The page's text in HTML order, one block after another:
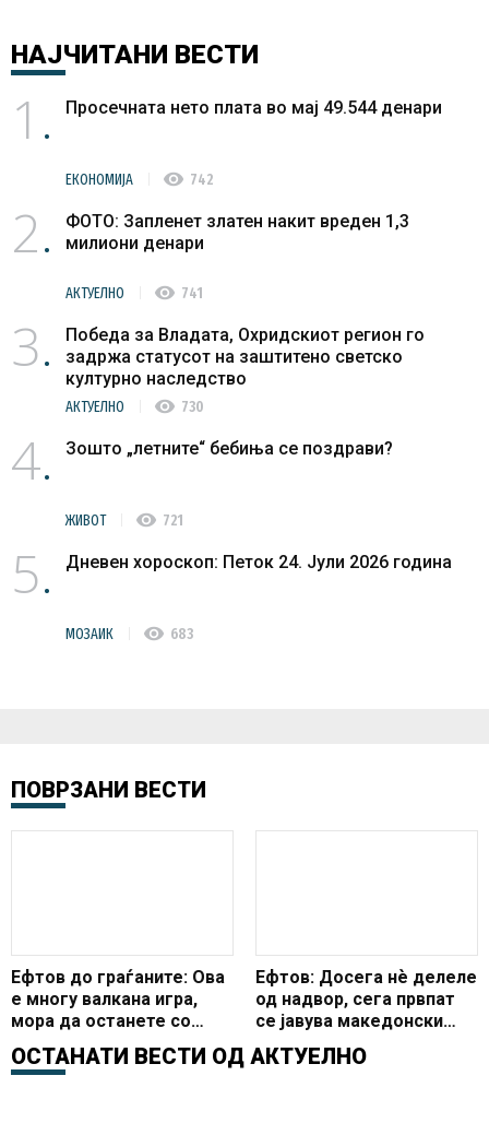
НАЈЧИТАНИ ВЕСТИ
1 Просечната нето плата во мај 49.544 денари
ЕКОНОМИЈА visibility 742
2
ФОТО: Запленет златен накит вреден 1,3
милиони денари
АКТУЕЛНО visibility 741
3
Победа за Владата, Охридскиот регион го
задржа статусот на заштитено светско
културно наследство
АКТУЕЛНО visibility 730
4 Зошто „летните“ бебиња се поздрави?
ЖИВОТ visibility 721
5 Дневен хороскоп: Петок 24. Јули 2026 година
МОЗАИК visibility 683
ПОВРЗАНИ ВЕСТИ
Ефтов до граѓаните: Ова
е многу валкана игра,
мора да останете со
никакви инциденти
Ефтов: Досега нѐ делеле
од надвор, сега првпат
се јавува македонски
внатре
ОСТАНАТИ ВЕСТИ ОД АКТУЕЛНО